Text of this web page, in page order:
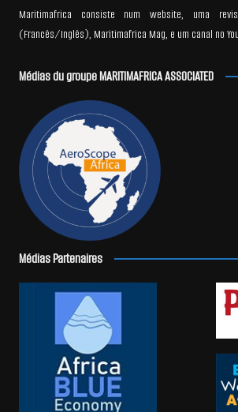
Maritimafrica consiste num website, uma
(Francês/Inglês), Maritimafrica Mag, e um canal no
Médias du groupe MARITIMAFRICA ASSOCIATED
Médias Partenaires